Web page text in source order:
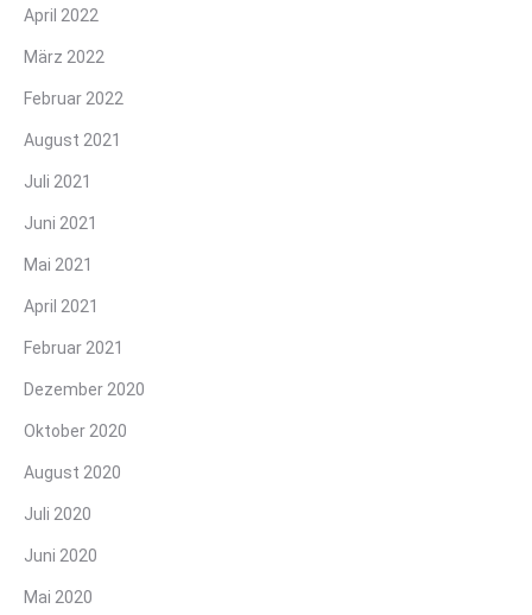
April 2022
März 2022
Februar 2022
August 2021
Juli 2021
Juni 2021
Mai 2021
April 2021
Februar 2021
Dezember 2020
Oktober 2020
August 2020
Juli 2020
Juni 2020
Mai 2020